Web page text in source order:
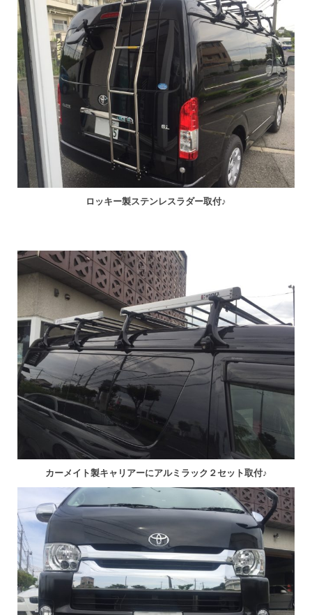
ロッキー製ステンレスラダー取付♪
カーメイト製キャリアーにアルミラック２セット取付♪